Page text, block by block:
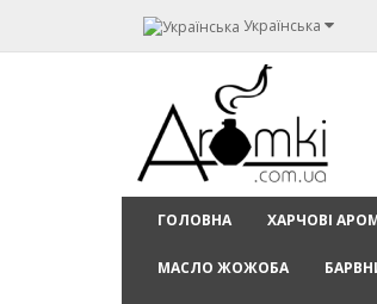
Українська
ГОЛОВНА ХАРЧОВІ
МАСЛО ЖОЖОБА